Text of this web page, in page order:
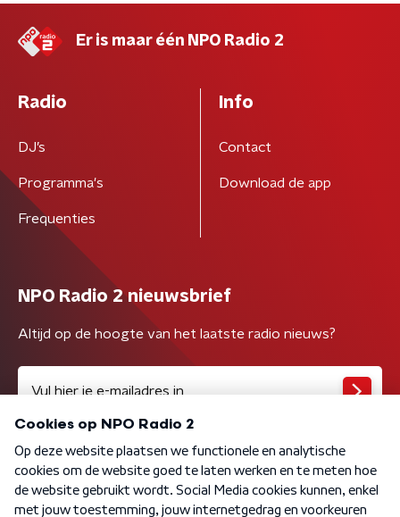
Er is maar één NPO Radio 2
Radio
DJ’s
Programma's
Frequenties
Info
Contact
Download de app
NPO Radio 2 nieuwsbrief
Altijd op de hoogte van het laatste radio nieuws?
Algemene voorwaarden